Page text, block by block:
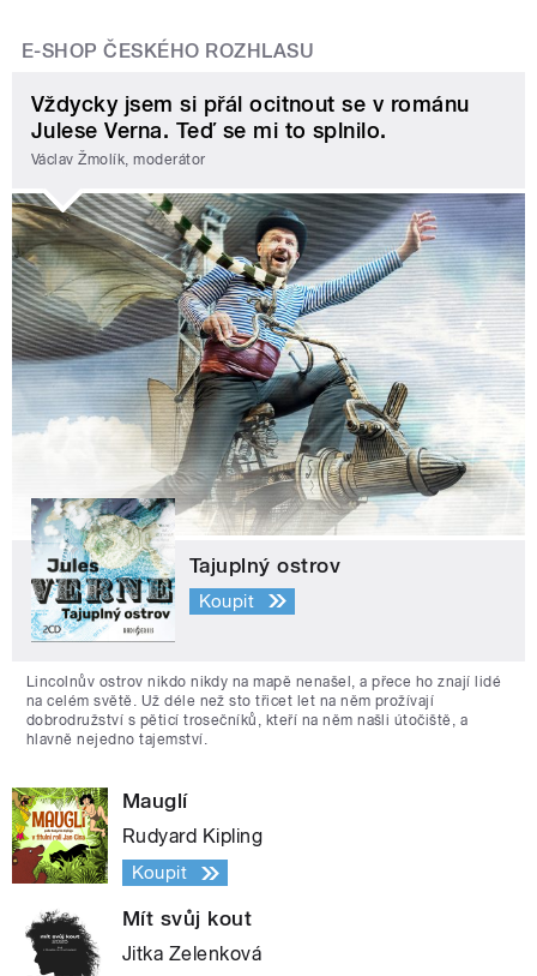
E-SHOP ČESKÉHO ROZHLASU
Vždycky jsem si přál ocitnout se v románu
Julese Verna. Teď se mi to splnilo.
Václav Žmolík, moderátor
Tajuplný ostrov
Koupit
Lincolnův ostrov nikdo nikdy na mapě nenašel, a přece ho znají lidé
na celém světě. Už déle než sto třicet let na něm prožívají
dobrodružství s pěticí trosečníků, kteří na něm našli útočiště, a
hlavně nejedno tajemství.
Mauglí
Rudyard Kipling
Koupit
Mít svůj kout
Jitka Zelenková